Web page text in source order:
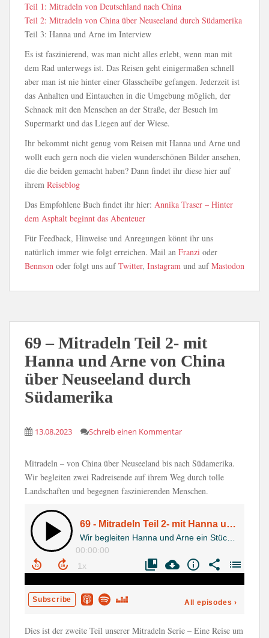
Teil 1: Mitradeln von Deutschland nach China
Teil 2: Mitradeln von China über Neuseeland durch Südamerika
Teil 3: Hanna und Arne im Interview
Es ist faszinierend, was man nicht alles erlebt, wenn man mit
dem Rad unterwegs ist. Das Reisen geht einigermaßen schnell
aber man ist nie hinter einer Glasscheibe gefangen. Jederzeit ist
das Anhalten und Eintauchen in die Umgebung möglich, der
Schnack mit den Menschen an der Straße, der Besuch im
Supermarkt und das Liegen auf der Wiese.
Ihr bekommt nicht genug vom Reisen mit Hanna und Arne und
wollt euch gern noch die vielen wunderschönen Bilder ansehen,
die die beiden gemacht haben? Dann findet ihr diese hier auf
ihrem Reiseblog
Das Empfohlene Buch findet ihr hier: Annika Traser – Hinter
dem Asphalt beginnt das Abenteuer
Für Feedback, Hinweise und Anregungen könnt ihr uns
natürlich immer wie folgt erreichen. Mail an Franzi oder
Bennson oder folgt uns aufTwitter, Instagram und aufMastodon
69 – Mitradeln Teil 2- mit
Hanna und Arne von China
über Neuseeland durch
Südamerika
13.08.2023 Schreib einen Kommentar
Mitradeln – von China über Neuseeland bis nach Südamerika.
Wir begleiten zwei Radreisende auf ihrem Weg durch tolle
Landschaften und begegnen faszinierenden Menschen.
Dies ist der zweite Teil unserer Mitradeln Serie – Eine Reise um